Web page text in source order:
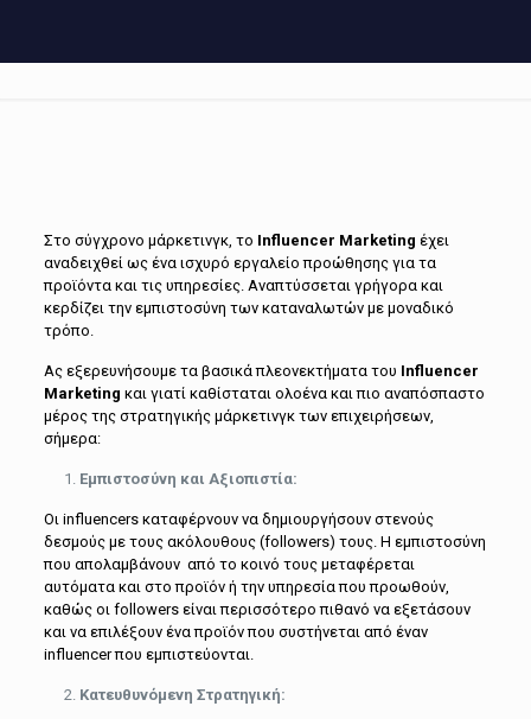
Στο σύγχρονο μάρκετινγκ, το Influencer Marketing έχει
αναδειχθεί ως ένα ισχυρό εργαλείο προώθησης για τα
προϊόντα και τις υπηρεσίες. Αναπτύσσεται γρήγορα και
κερδίζει την εμπιστοσύνη των καταναλωτών με μοναδικό
τρόπο.
Ας εξερευνήσουμε τα βασικά πλεονεκτήματα του Influencer
Marketing και γιατί καθίσταται ολοένα και πιο αναπόσπαστο
μέρος της στρατηγικής μάρκετινγκ των επιχειρήσεων,
σήμερα:
Εμπιστοσύνη και Αξιοπιστία:
Οι influencers καταφέρνουν να δημιουργήσουν στενούς
δεσμούς με τους ακόλουθους (followers) τους. Η εμπιστοσύνη
που απολαμβάνουν από το κοινό τους μεταφέρεται
αυτόματα και στο προϊόν ή την υπηρεσία που προωθούν,
καθώς οι followers είναι περισσότερο πιθανό να εξετάσουν
και να επιλέξουν ένα προϊόν που συστήνεται από έναν
influencer που εμπιστεύονται.
Κατευθυνόμενη Στρατηγική: